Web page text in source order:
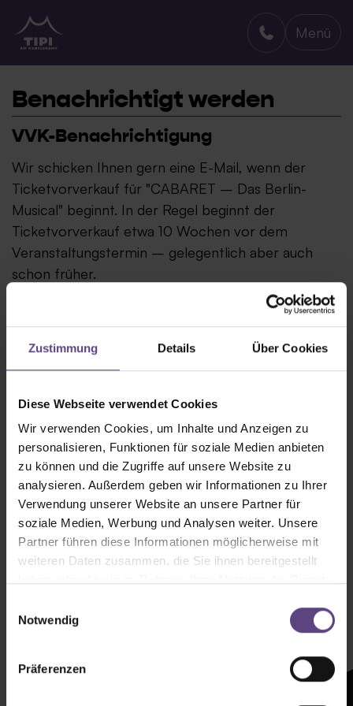
Zustimmung Details Über Cookies
Diese Webseite verwendet Cookies
Wir verwenden Cookies, um Inhalte und Anzeigen zu
personalisieren, Funktionen für soziale Medien anbieten
zu können und die Zugriffe auf unsere Website zu
analysieren. Außerdem geben wir Informationen zu Ihrer
Verwendung unserer Website an unsere Partner für
soziale Medien, Werbung und Analysen weiter. Unsere
Partner führen diese Informationen möglicherweise mit
weiteren Daten zusammen, die Sie ihnen bereitgestellt
Notwendig
Präferenzen
TIPI AM KANZLERAMT
Menü
Benachrichtigt werden
VVK-Benachrichtigung
Wir schicken Ihnen gern eine E-Mail, wenn der
Ticketvorverkauf für "CABARET – Das Berlin-
Musical" beginnt. In der Regel beginnt der
Ticketvorverkauf etwa 10 Wochen vor dem
Veranstaltungstermin – gelegentlich aber auch
schon früher.
Newsletter mit
Zeltenheitswert
Newsletter abonnieren